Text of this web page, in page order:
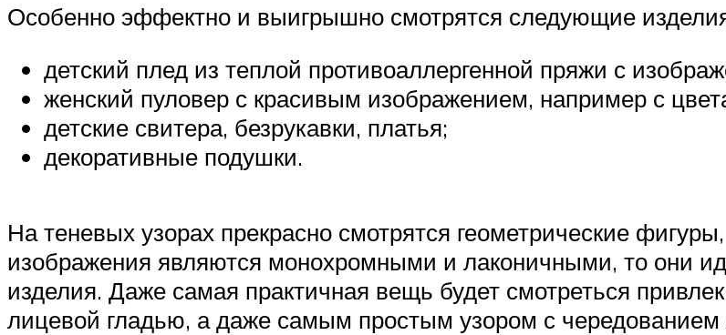
Особенно эффектно и выигрышно смотрятся следующие
детский плед из теплой противоаллергенной пряжи с
женский пуловер с красивым изображением, например с
детские свитера, безрукавки, платья;
декоративные подушки.
На теневых узорах прекрасно смотрятся геометрические
изображения являются монохромными и лаконичными, то они
изделия. Даже самая практичная вещь будет смотреться
лицевой гладью, а даже самым простым узором с